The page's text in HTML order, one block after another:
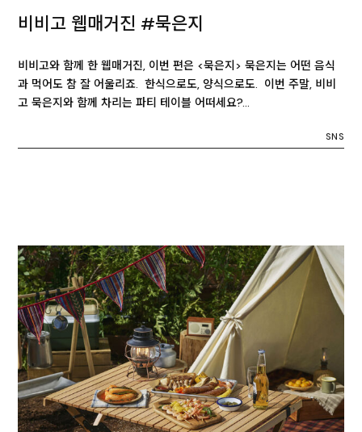
비비고 웹매거진 #묵은지
비비고와 함께 한 웹매거진, 이번 편은 <묵은지> 묵은지는 어떤 음식
과 먹어도 참 잘 어울리죠. 한식으로도, 양식으로도. 이번 주말, 비비
고 묵은지와 함께 차리는 파티 테이블 어떠세요?…
SNS